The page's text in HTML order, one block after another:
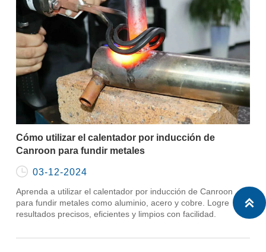
Cómo utilizar el calentador por inducción de
Canroon para fundir metales
 03-12-2024
Aprenda a utilizar el calentador por inducción de Canroon
para fundir metales como aluminio, acero y cobre. Logre
resultados precisos, eficientes y limpios con facilidad.
